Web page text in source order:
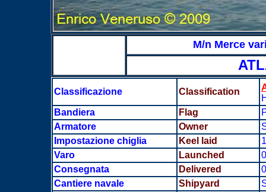
M/n Merce
A
Classificazione Classification
Bandiera
Flag
Armatore
Owner
Impostazione chiglia
Keel laid
Varo
Launched
Consegnata
Delivered
Cantiere navale
Shipyard